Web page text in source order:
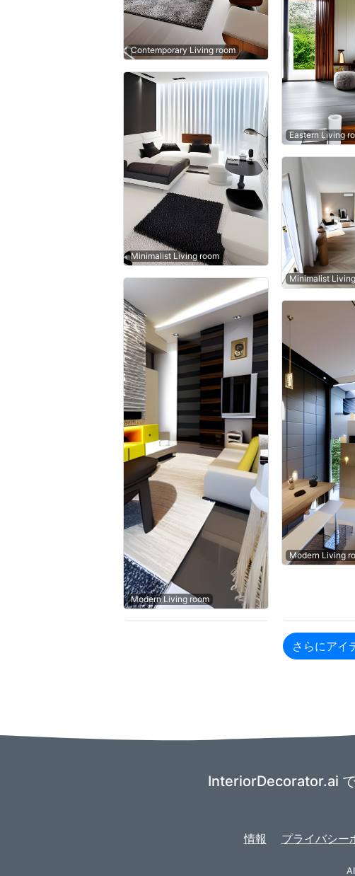
Contemporary Living room
Minimalist Living room
Modern Living room
Eastern Living
Minimalist
Modern Living
さらにアイ
InteriorDecorator.ai
情報 プライバシー